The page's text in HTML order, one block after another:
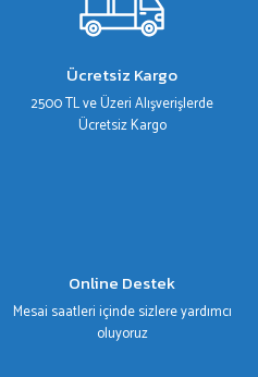
Ücretsiz Kargo
2500 TL ve Üzeri Alışverişlerde
Ücretsiz Kargo
Online Destek
Mesai saatleri içinde sizlere yardımcı
oluyoruz